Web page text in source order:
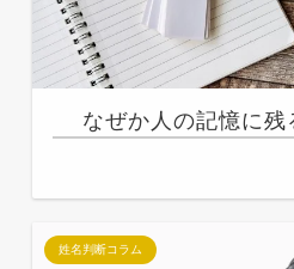
なぜか人の記憶に残
姓名判断コラム